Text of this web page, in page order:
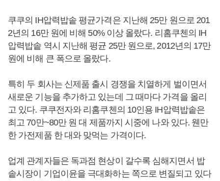
쿠쿠의 IH압력밥솥 평균가격은 지난해 25만 원으로 201
2년의 16만 원에 비해 50% 이상 올랐다. 리홈쿠첸의 IH
압력밥솥 역시 지난해 평균 25만 원으로, 2012년의 17만
원에 비해 큰 폭으로 올랐다.
특히 두 회사는 신제품 출시 경쟁을 치열하게 벌이면서
새로운 기능을 추가하고 있는데 그 때마다 가격을 올리
고 있다. 쿠쿠전자와 리홈쿠첸의 10인용 IH압력밥솥은
최고 70만~80만 원 대 제품까지 시중에 나와 있다. 웬만
한 가전제품 한 대와 맞먹는 가격이다.
업계 관계자들은 독과점 현상이 갈수록 심해지면서 밥
솥시장이 기업이윤을 극대화하는 쪽으로 변질되고 있다